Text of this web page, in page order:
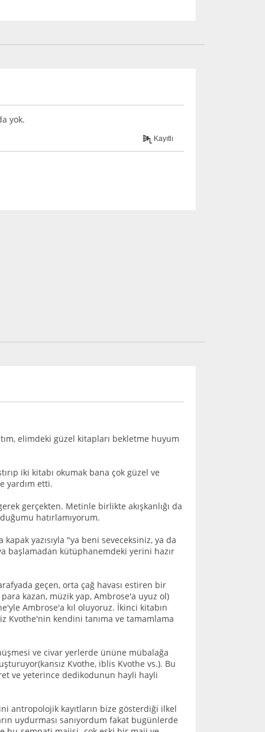
yok.
Kayıtlı
elimdeki güzel kitapları bekletme huyum
iki kitabı okumak bana çok güzel ve
yardım etti.
gerçekten. Metinle birlikte akışkanlığı da
hatırlamıyorum.
yazısıyla "ya beni seveceksiniz, ya da
başlamadan kütüphanemdeki yerini hazır
geçen, orta çağ havası estiren bir
kazan, müzik yap, Ambrose'a uyuz ol)
Ambrose'a kıl oluyoruz. İkinci kitabın
Kvothe'nin kendini tanıma ve tamamlama
ve civar yerlerde ününe mübalağa
Kvothe, iblis Kvothe vs.). Bu
ve yeterince dedikodunun hayli hayli
antropolojik kayıtların bize gösterdiği ilkel
uydurması sanıyordum fakat bugünlerde